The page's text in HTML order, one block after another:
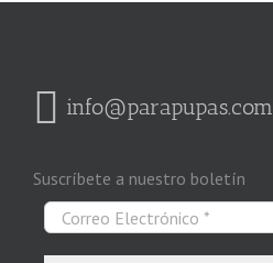
info@parapupas.com
Suscríbete a nuestro boletín